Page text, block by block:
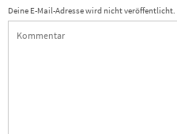
Deine E-Mail-Adresse wird nicht veröffentlicht.